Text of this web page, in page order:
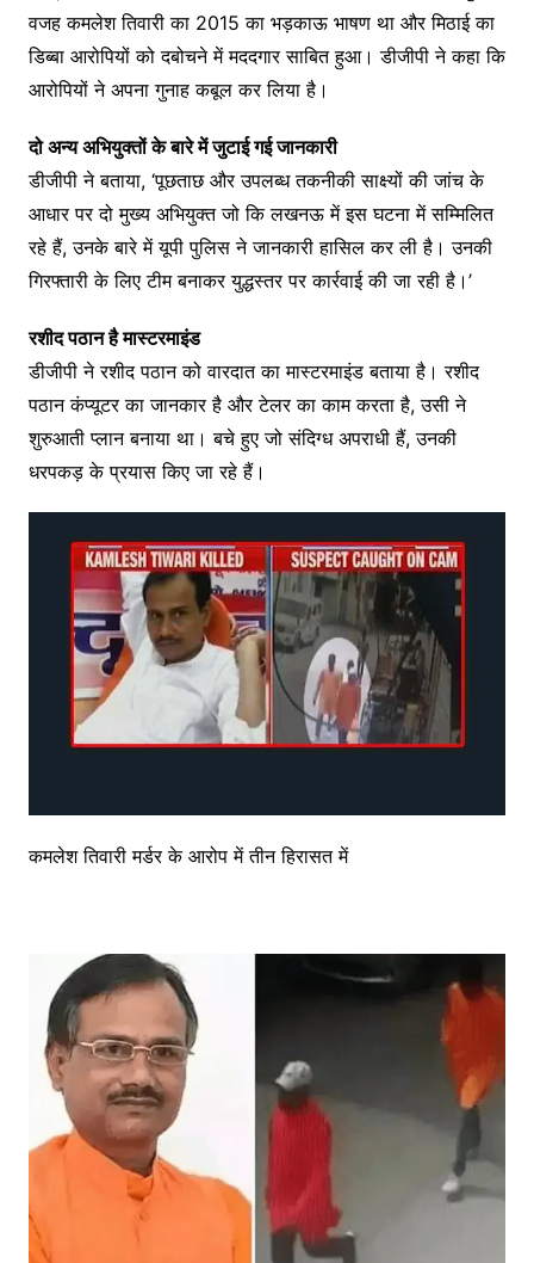
वजह कमलेश तिवारी का 2015 का भड़काऊ भाषण था और मिठाई का
डिब्बा आरोपियों को दबोचने में मददगार साबित हुआ। डीजीपी ने कहा कि
आरोपियों ने अपना गुनाह कबूल कर लिया है।
दो अन्य अभियुक्तों के बारे में जुटाई गई जानकारी
डीजीपी ने बताया, ‘पूछताछ और उपलब्ध तकनीकी साक्ष्यों की जांच के
आधार पर दो मुख्य अभियुक्त जो कि लखनऊ में इस घटना में सम्मिलित
रहे हैं, उनके बारे में यूपी पुलिस ने जानकारी हासिल कर ली है। उनकी
गिरफ्तारी के लिए टीम बनाकर युद्धस्तर पर कार्रवाई की जा रही है।’
रशीद पठान है मास्टरमाइंड
डीजीपी ने रशीद पठान को वारदात का मास्टरमाइंड बताया है। रशीद
पठान कंप्यूटर का जानकार है और टेलर का काम करता है, उसी ने
शुरुआती प्लान बनाया था। बचे हुए जो संदिग्ध अपराधी हैं, उनकी
धरपकड़ के प्रयास किए जा रहे हैं।
कमलेश तिवारी मर्डर के आरोप में तीन हिरासत में